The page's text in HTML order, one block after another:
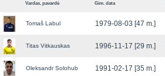
Vardas, pavardė Gim. data
Tomaš Labul 1979-08-03 [47 m.]
Titas Vitkauskas 1996-11-17 [29 m.]
Oleksandr Solohub 1991-02-17 [35 m.]